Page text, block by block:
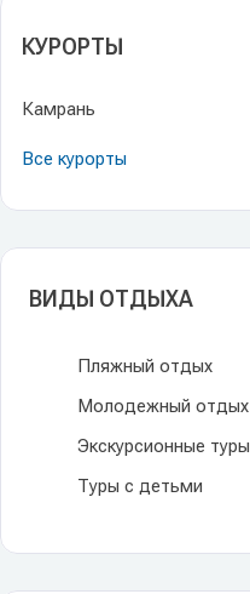
КУРОРТЫ
Камрань
Все курорты
ВИДЫ ОТДЫХА
Пляжный отдых
Молодежный отдых
Экскурсионные туры
Туры с детьми